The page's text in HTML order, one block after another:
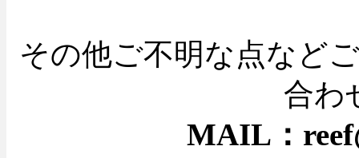
その他ご不明な点など
合わ
MAIL：